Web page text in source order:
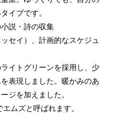
イプです。
説・詩の収集
セイ）、計画的なスケジュ
イトグリーンを採用し、少
表現しました。暖かみのあ
ジを加えました。
ムズと呼ばれます。